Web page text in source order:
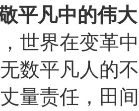
平凡中的伟大
世界在变革
数平凡人的
量责任，田